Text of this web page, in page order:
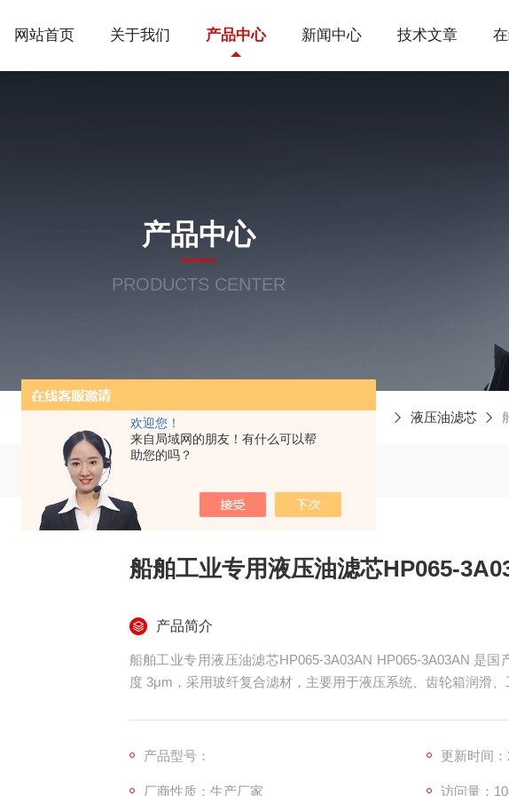
欢迎您！
来自局域网的朋友！有什么可以帮
助您的吗？
网站首页 关于我们 产品中心 新闻中心 技术文章
产品中心
PRODUCTS CENTER
液压油滤芯
船舶工业专用液压油滤芯HP065-
产品简介
船舶工业专用液压油滤芯HP065-3A03AN HP065‑3A03AN 是
度 3μm，采用玻纤复合滤材，主要用于液压系统、齿轮箱润滑
产品型号：
更新时间
厂商性质：生产厂家 访问量：